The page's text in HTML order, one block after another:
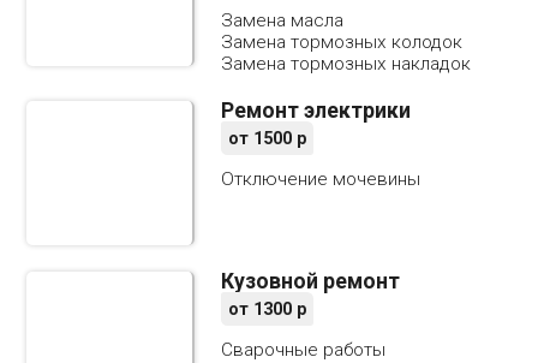
Замена масла
Замена тормозных колодок
Замена тормозных накладок
Ремонт электрики
от 1500р
Отключение мочевины
Кузовной ремонт
от 1300р
Сварочные работы